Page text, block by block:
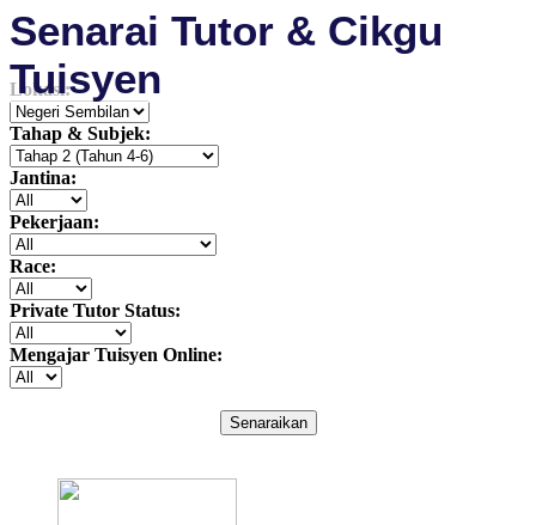
Senarai Tutor & Cikgu
Tuisyen
Lokasi:
Tahap & Subjek:
Jantina:
Pekerjaan:
Race:
Private Tutor Status:
Mengajar Tuisyen Online:
Senaraikan